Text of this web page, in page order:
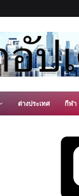
ต่างประเทศ กีฬา